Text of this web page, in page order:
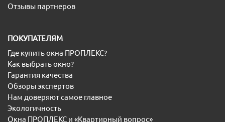
Отзывы партнеров
ПОКУПАТЕЛЯМ
Где купить окна ПРОПЛЕКС?
Как выбрать окно?
Гарантия качества
Обзоры экспертов
Нам доверяют самое главное
Экологичность
Окна ПРОПЛЕКС и «Квартирный вопрос»